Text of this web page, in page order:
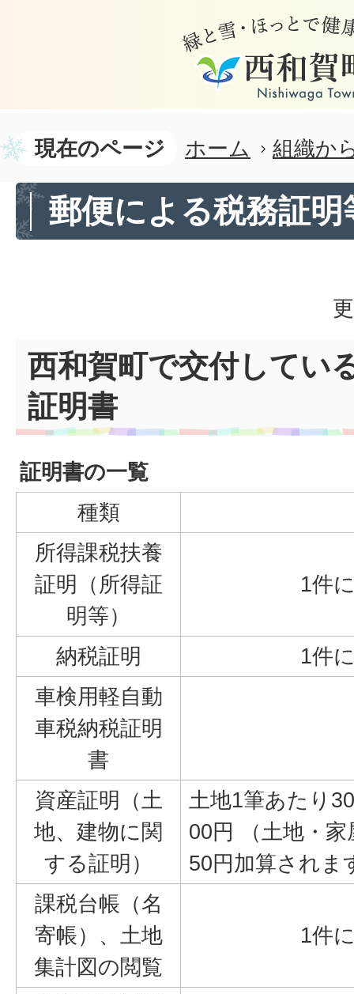
現在のページ ホーム 組織か
郵便による税務証明
西和賀町で交付してい
証明書
証明書の一覧
種類
所得課税扶養
証明（所得証
明等）
1件
納税証明
1件
車検用軽自動
車税納税証明
書
資産証明（土
地、建物に関
する証明）
土地1筆あたり
00円 （土地・
50円加算されま
課税台帳（名
寄帳）、土地
集計図の閲覧
1件